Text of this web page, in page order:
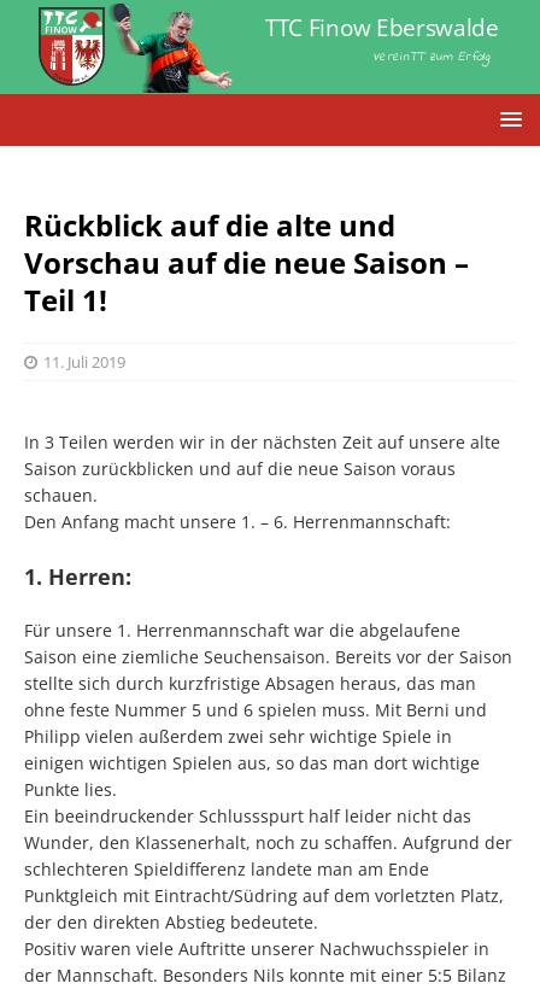
VereinTT zum Erfolg
TTC Finow Eberswalde
Rückblick auf die alte und
Vorschau auf die neue Saison –
Teil 1!
11. Juli 2019
In 3 Teilen werden wir in der nächsten Zeit auf unsere alte
Saison zurückblicken und auf die neue Saison voraus
schauen.
Den Anfang macht unsere 1. – 6. Herrenmannschaft:
1. Herren:
Für unsere 1. Herrenmannschaft war die abgelaufene
Saison eine ziemliche Seuchensaison. Bereits vor der Saison
stellte sich durch kurzfristige Absagen heraus, das man
ohne feste Nummer 5 und 6 spielen muss. Mit Berni und
Philipp vielen außerdem zwei sehr wichtige Spiele in
einigen wichtigen Spielen aus, so das man dort wichtige
Punkte lies.
Ein beeindruckender Schlussspurt half leider nicht das
Wunder, den Klassenerhalt, noch zu schaffen. Aufgrund der
schlechteren Spieldifferenz landete man am Ende
Punktgleich mit Eintracht/Südring auf dem vorletzten Platz,
der den direkten Abstieg bedeutete.
Positiv waren viele Auftritte unserer Nachwuchsspieler in
der Mannschaft. Besonders Nils konnte mit einer 5:5 Bilanz